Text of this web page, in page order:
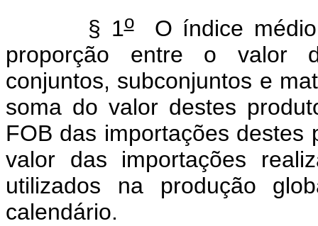
§ 1oO índice médio
proporção entre o valor
conjuntos, subconjuntos e
soma do valor destes
FOB das importações destes
valor das importações
utilizados na produção
calendário.